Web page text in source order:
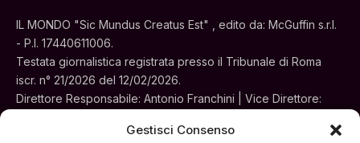
Gestisci Consenso
IL MONDO "Sic Mundus Creatus Est" , edito da: McGuffin s.r.l.
- P.I. 17440611006.
Testata giornalistica registrata presso il Tribunale di Roma
iscr. n° 21/2026 del 12/02/2026.
Direttore Responsabile: Antonio Franchini | Vice Direttore:
Sede legale: Via Silvestri, 195 - Roma.